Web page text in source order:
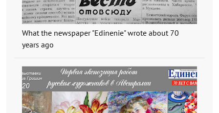
What the newspaper "Edinenie" wrote about 70
years ago